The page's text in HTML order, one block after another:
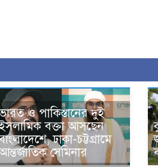
ও পাকিস্তানের দুই
বক্তা আসছেন
ঢাকা-চট্টগ্রামে
সেমিনার